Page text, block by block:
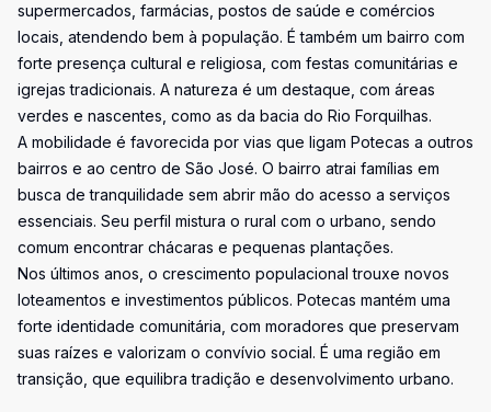
supermercados, farmácias, postos de saúde e comércios
locais, atendendo bem à população. É também um bairro com
forte presença cultural e religiosa, com festas comunitárias e
igrejas tradicionais. A natureza é um destaque, com áreas
verdes e nascentes, como as da bacia do Rio Forquilhas.
A mobilidade é favorecida por vias que ligam Potecas a outros
bairros e ao centro de São José. O bairro atrai famílias em
busca de tranquilidade sem abrir mão do acesso a serviços
essenciais. Seu perfil mistura o rural com o urbano, sendo
comum encontrar chácaras e pequenas plantações.
Nos últimos anos, o crescimento populacional trouxe novos
loteamentos e investimentos públicos. Potecas mantém uma
forte identidade comunitária, com moradores que preservam
suas raízes e valorizam o convívio social. É uma região em
transição, que equilibra tradição e desenvolvimento urbano.